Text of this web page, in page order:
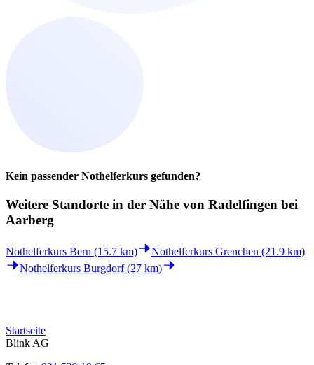
Kein passender Nothelferkurs gefunden?
Weitere Standorte in der Nähe von Radelfingen bei
Aarberg
Nothelferkurs Bern (15.7 km)
Nothelferkurs Grenchen (21.9 km)
Nothelferkurs Burgdorf (27 km)
Startseite
Blink AG